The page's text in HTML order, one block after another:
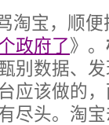
淘宝，顺
政府了》。
别数据、
应该做的
尽头。淘